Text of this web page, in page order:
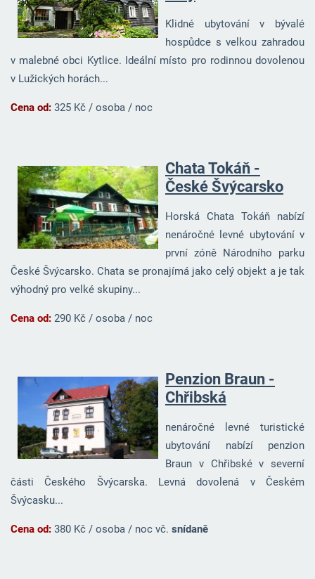
Klidné ubytování v bývalé
hospůdce s velkou zahradou
v malebné obci Kytlice. Ideální místo pro rodinnou dovolenou
v Lužických horách...
Cena od:325 Kč / osoba / noc
Chata Tokáň -
České Švýcarsko
Horská Chata Tokáň nabízí
nenáročné levné ubytování v
první zóně Národního parku
České Švýcarsko. Chata se pronajímá jako celý objekt a je tak
výhodný pro velké skupiny...
Cena od:290 Kč / osoba / noc
Penzion Braun -
Chřibská
nenáročné levné turistické
ubytování nabízí penzion
Braun v Chřibské v severní
části Českého Švýcarska. Levná dovolená v Českém
Švýcasku...
Cena od:380 Kč / osoba / noc vč. snídaně